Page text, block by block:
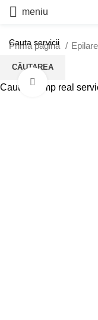
meniu
Prima pagină
Click to
CĂUTAREA
Cauta in timp real